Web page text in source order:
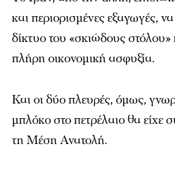
και περιορισμένες εξαγωγές,
δίκτυο του «σκιώδους
πλήρη οικονομική ασφυξία.
Και οι δύο πλευρές, όμως,
μπλόκο στο πετρέλαιο θα είχε
τη Μέση Ανατολή.